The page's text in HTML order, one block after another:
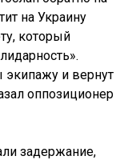
на Украину
который
экипажу и вернут
оппозиционер
задержание,